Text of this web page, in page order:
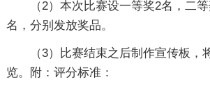
（2）本次比赛设一等奖2名，二
名，分别发放奖品。
（3）比赛结束之后制作宣传板，
览。附：评分标准：